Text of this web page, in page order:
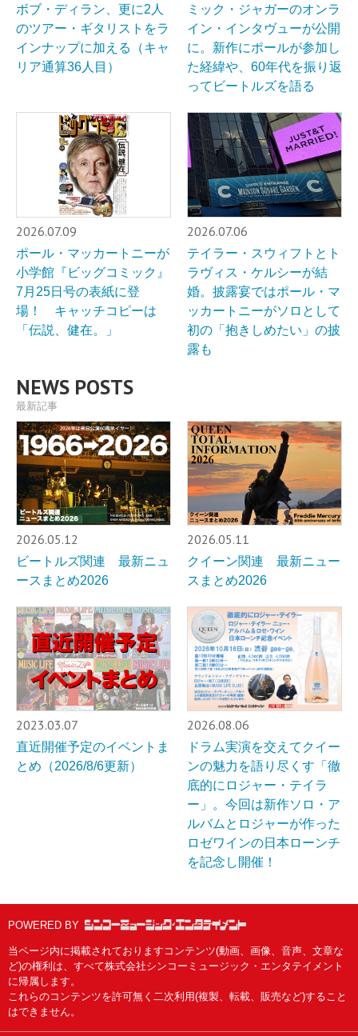
ボブ・ディラン、更に2人
のツアー・ギタリストをラ
インナップに加える（キャ
リア通算36人目）
ミック・ジャガーのオンラ
イン・インタヴューが公開
に。新作にポールが参加し
た経緯や、60年代を振り返
ってビートルズを語る
2026.07.09
ポール・マッカートニーが
小学館『ビッグコミック』
7月25日号の表紙に登
場！ キャッチコピーは
「伝説、健在。」
2026.07.06
テイラー・スウィフトとト
ラヴィス・ケルシーが結
婚。披露宴ではポール・マ
ッカートニーがソロとして
初の「抱きしめたい」の披
露も
NEWS POSTS
最新記事
2026.05.12
ビートルズ関連 最新ニュ
ースまとめ2026
2026.05.11
クイーン関連 最新ニュー
スまとめ2026
2023.03.07
直近開催予定のイベントま
とめ（2026/8/6更新）
2026.08.06
ドラム実演を交えてクイー
ンの魅力を語り尽くす「徹
底的にロジャー・テイラ
ー」。今回は新作ソロ・ア
ルバムとロジャーが作った
ロゼワインの日本ローンチ
を記念し開催！
POWERED BY
当ページ内に掲載されておりますコンテンツ(動画、画像、音声、文章な
ど)の権利は、すべて株式会社シンコーミュージック・エンタテイメント
に帰属します。
これらのコンテンツを許可無く二次利用(複製、転載、販売など)すること
はできません。